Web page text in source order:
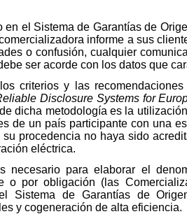
el Sistema de Garantías de
informe a sus
o confusión, cualquier
ser acorde con los datos que
criterios y las
Disclosure Systems for
dicha metodología es la
de un país participante con una
procedencia no haya sido
eléctrica.
necesario para elaborar el
o por obligación (las
Sistema de Garantías de
y cogeneración de alta eficiencia.